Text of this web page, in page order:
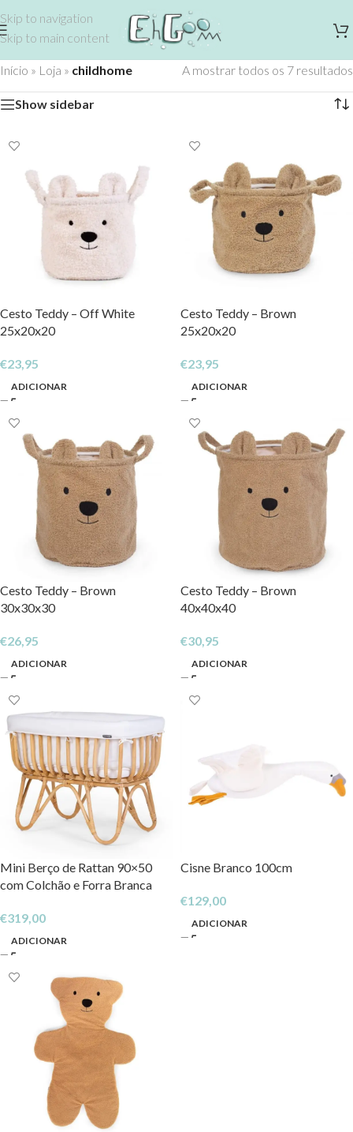
Skip to navigation
Skip to main content
Início » Loja » childhome A mostrar todos os 7 resultados
Show sidebar
Cesto Teddy – Off White
25x20x20
€23,95
ADICIONAR
Cesto Teddy – Brown
25x20x20
€23,95
ADICIONAR
Cesto Teddy – Brown
30x30x30
€26,95
ADICIONAR
Cesto Teddy – Brown
40x40x40
€30,95
ADICIONAR
Mini Berço de Rattan 90×50
com Colchão e Forra Branca
€319,00
ADICIONAR
Cisne Branco 100cm
€129,00
ADICIONAR